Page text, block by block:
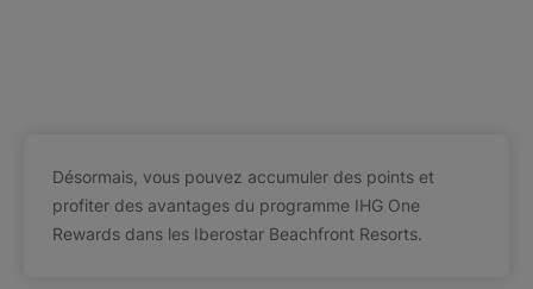
Désormais, vous pouvez accumuler des points et
profiter des avantages du programme IHG One
Rewards dans les Iberostar Beachfront Resorts.